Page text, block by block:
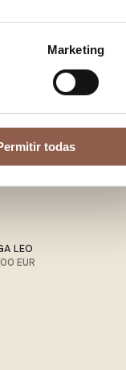
Marketing
todas
LEO
EUR